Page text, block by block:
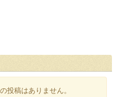
投稿はありません。